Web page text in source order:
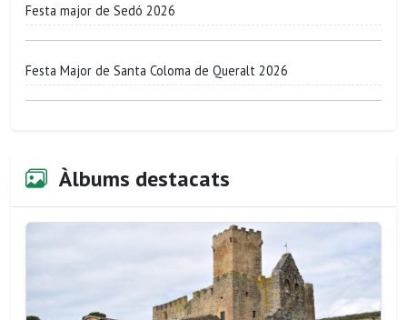
Festa major de Sedó 2026
Festa Major de Santa Coloma de Queralt 2026
Àlbums destacats